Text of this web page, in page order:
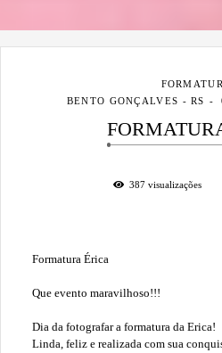
BENTO GONÇALVES - RS
387 visualizações
Formatura Érica
Que evento maravilhoso!!!
Dia da fotografar a formatura da Erica!
Linda, feliz e realizada com sua